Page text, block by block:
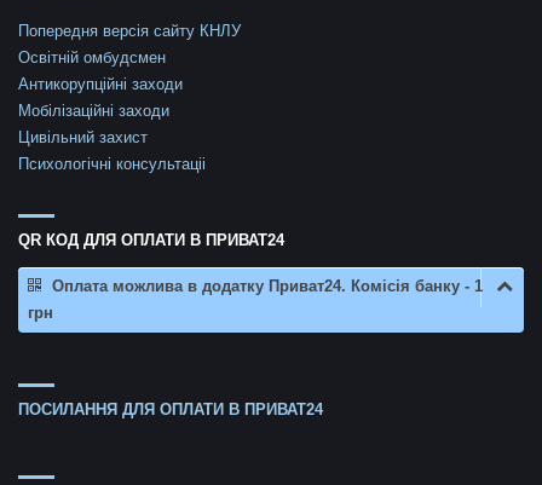
Попередня версія сайту КНЛУ
Освітній омбудсмен
Антикорупційні заходи
Мобілізаційні заходи
Цивільний захист
Психологічні консультаціі
QR КОД ДЛЯ ОПЛАТИ В ПРИВАТ24
Оплата можлива в додатку Приват24. Комісія банку - 1
грн
ПОСИЛАННЯ ДЛЯ ОПЛАТИ В ПРИВАТ24